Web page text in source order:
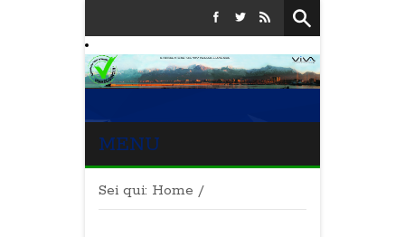
MENU
Sei qui: Home /